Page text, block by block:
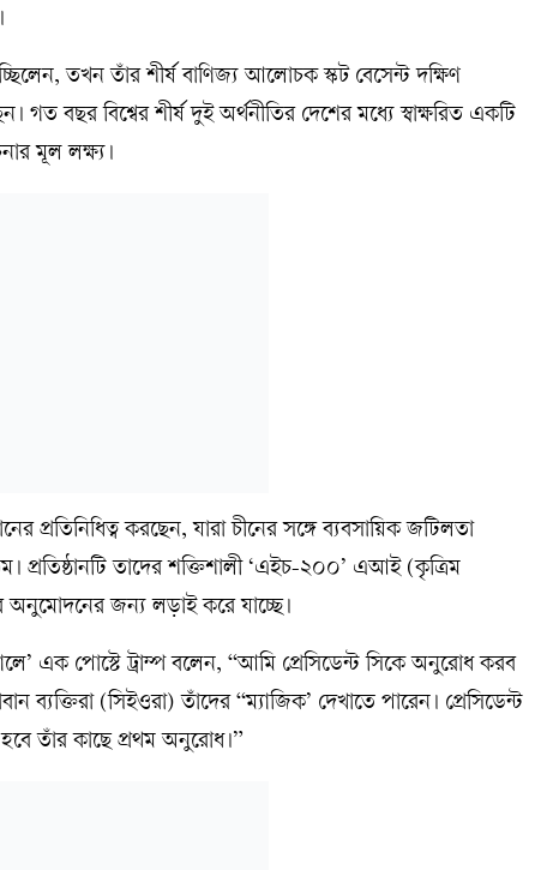
তখন তাঁর শীর্ষ বাণিজ্য আলোচক স্কট বেসেন্ট দক্ষিণ
গত বছর বিশ্বের শীর্ষ দুই অর্থনীতির দেশের মধ্যে স্বাক্ষরিত একটি
মূল লক্ষ্য।
প্রতিনিধিত্ব করছেন, যারা চীনের সঙ্গে ব্যবসায়িক জটিলতা
প্রতিষ্ঠানটি তাদের শক্তিশালী ‘এইচ-২০০’ এআই (কৃত্রিম
অনুমোদনের জন্য লড়াই করে যাচ্ছে।
এক পোস্টে ট্রাম্প বলেন, “আমি প্রেসিডেন্ট সিকে অনুরোধ করব
ব্যক্তিরা (সিইওরা) তাঁদের “ম্যাজিক’ দেখাতে পারেন। প্রেসিডেন্ট
তাঁর কাছে প্রথম অনুরোধ।”